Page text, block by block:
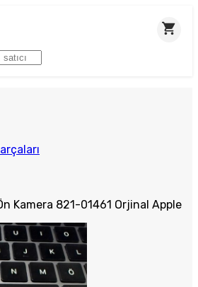
Kamera 821-01461 Orjinal Apple